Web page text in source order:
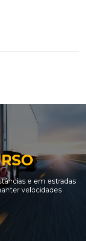
e em estradas
velocidades